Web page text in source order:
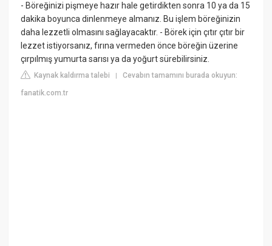
- Böreğinizi pişmeye hazır hale getirdikten sonra 10 ya da 15
dakika boyunca dinlenmeye almanız. Bu işlem böreğinizin
daha lezzetli olmasını sağlayacaktır. - Börek için çıtır çıtır bir
lezzet istiyorsanız, fırına vermeden önce böreğin üzerine
çırpılmış yumurta sarısı ya da yoğurt sürebilirsiniz.
Kaynak kaldırma talebi |Cevabın tamamını burada okuyun:
fanatik.com.tr